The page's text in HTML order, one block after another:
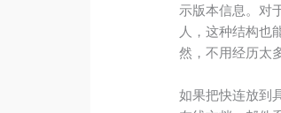
示版本信息。对
人，这种结构也
然，不用经历太
如果把快连放到